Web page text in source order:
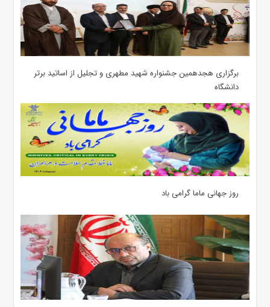
برگزاری هجدهمین جشنواره شهید مطهری و تجلیل از اساتید برتر
دانشگاه
روز جهانی ماما گرامی باد